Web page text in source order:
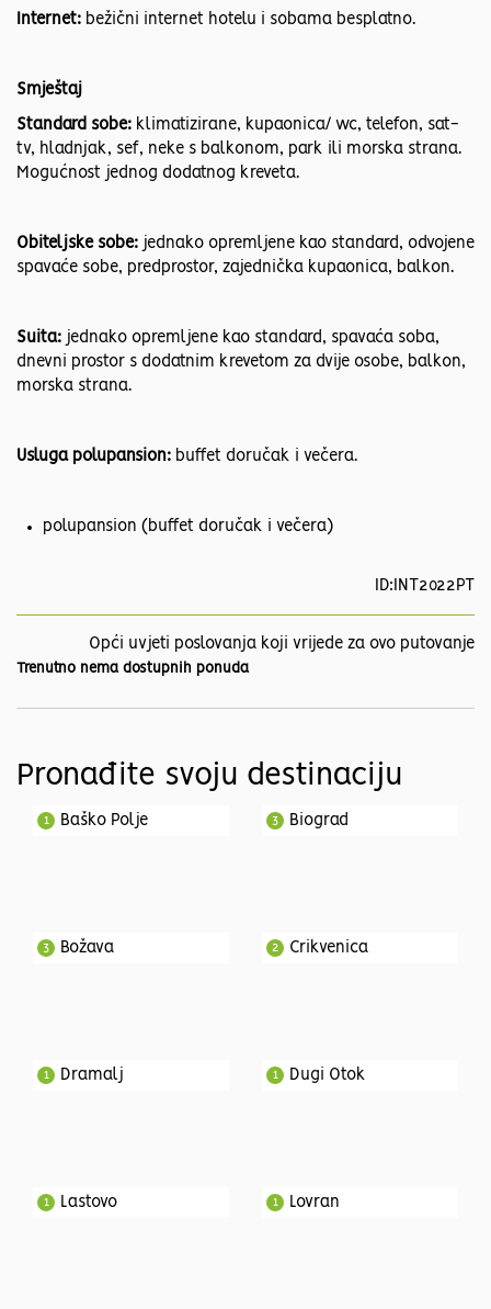
Internet: bežični internet hotelu i sobama besplatno.
Smještaj
Standard sobe: klimatizirane, kupaonica/ wc, telefon, sat-
tv, hladnjak, sef, neke s balkonom, park ili morska strana.
Mogućnost jednog dodatnog kreveta.
Obiteljske sobe:
jednako opremljene kao standard, odvojene
spavaće sobe, predprostor, zajednička kupaonica, balkon.
Suita:
jednako opremljene kao standard, spavaća soba,
dnevni prostor s dodatnim krevetom za dvije osobe, balkon,
morska strana.
Usluga polupansion: buffet doručak i večera.
polupansion (buffet doručak i večera)
ID:INT2022PT
Opći uvjeti poslovanja koji vrijede za ovo putovanje
Trenutno nema dostupnih ponuda
Pronađite svoju destinaciju
Baško Polje
1 Biograd
3
Božava
3 Crikvenica
2
Dramalj
1 Dugi Otok
1
Lastovo
1 Lovran
1